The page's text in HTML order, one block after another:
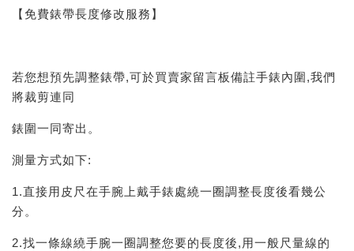
【免費錶帶長度修改服務】
若您想預先調整錶帶,可於買賣家留言板備註手錶內圍,我們
將裁剪連同
錶圍一同寄出。
測量方式如下:
1.直接用皮尺在手腕上戴手錶處繞一圈調整長度後看幾公
分。
2.找一條線繞手腕一圈調整您要的長度後,用一般尺量線的